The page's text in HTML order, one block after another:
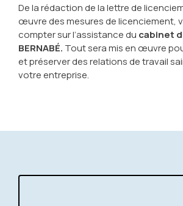
De la rédaction de la lettre de
œuvre des mesures de licenciement,
compter sur l’assistance du cabinet
BERNABÉ. Tout sera mis en œuvre
et préserver des relations de travail
votre entreprise.